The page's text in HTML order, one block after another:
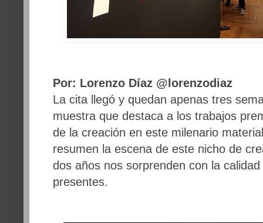
Por: Lorenzo Díaz @lorenzodiaz
La cita llegó y quedan apenas tres
muestra que destaca a los trabajos
de la creación en este milenario
resumen la escena de este nicho de
dos años nos sorprenden con la
presentes.